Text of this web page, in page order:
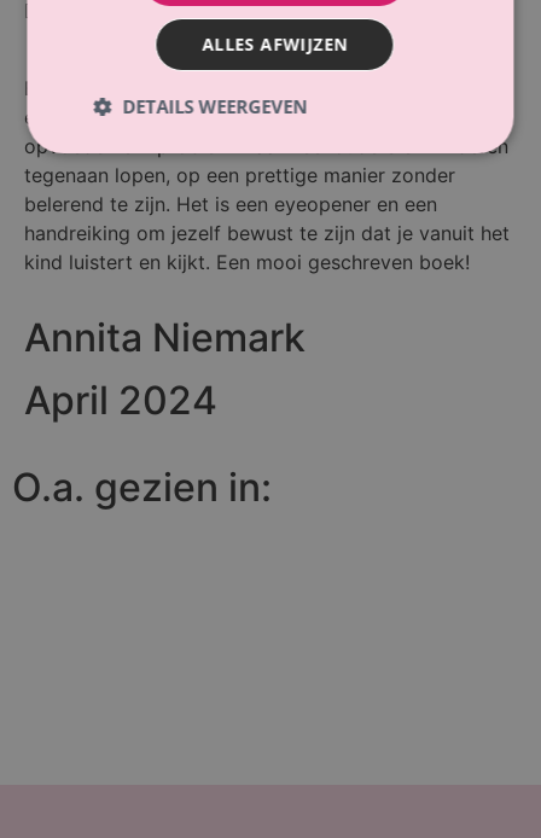
Een aanrader voor veel ouders! Het leest gemakkelijk
en begrijpelijk. Majella belicht alle facetten van het
opvoeden en “problem waar veel ouders en kinderen
tegenaan lopen, op een prettige manier zonder
belerend te zijn. Het is een eyeopener en een
handreiking om jezelf bewust te zijn dat je vanuit het
kind luistert en kijkt. Een mooi geschreven boek!
Annita Niemark
April 2024
O.a. gezien in:
ALLES AFWIJZEN
DETAILS WEERGEVEN